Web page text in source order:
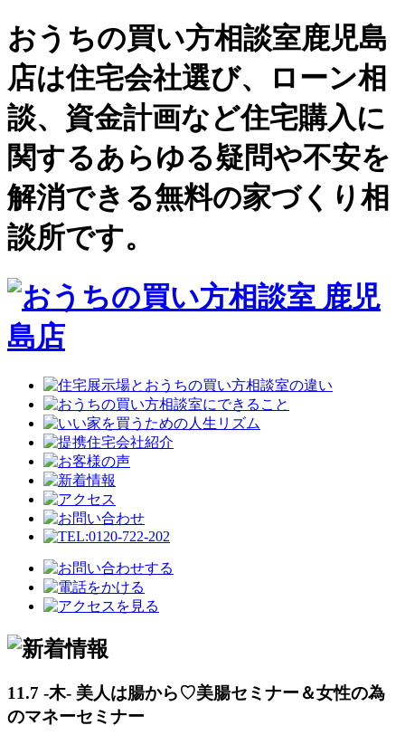
おうちの買い方相談室鹿児島
店は住宅会社選び、ローン相
談、資金計画など住宅購入に
関するあらゆる疑問や不安を
解消できる無料の家づくり相
談所です。
11.7 -木- 美人は腸から♡美腸セミナー＆女性の為
のマネーセミナー